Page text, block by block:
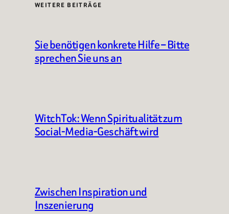
WEITERE BEITRÄGE
Sie benötigen konkrete Hilfe – Bitte
sprechen Sie uns an
WitchTok: Wenn Spiritualität zum
Social-Media-Geschäft wird
Zwischen Inspiration und
Inszenierung